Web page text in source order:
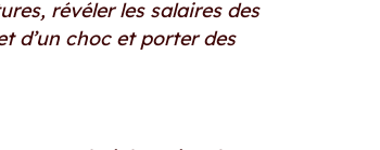
révéler les salaires des
d’un choc et porter des